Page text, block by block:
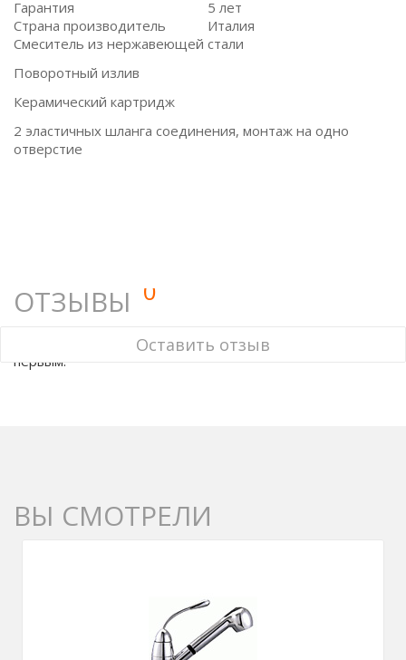
Гарантия
5 лет
Страна производитель
Италия
Смеситель из нержавеющей стали
Поворотный излив
Керамический картридж
2 эластичных шланга соединения, монтаж на одно
отверстие
ОТЗЫВЫ 0
Оставить отзыв
У этого товара нет ни одного отзыва. Вы можете стать
первым.
ВЫ СМОТРЕЛИ